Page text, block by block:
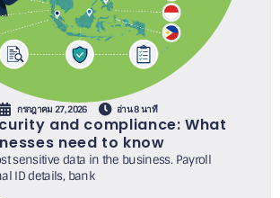
กรกฎาคม 27, 2026 อ่าน 8 นาที
and compliance: What
need to know
sensitive data in the business. Payroll
ID details, bank